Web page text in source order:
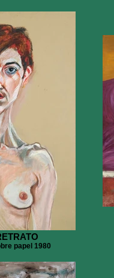
papel 1980